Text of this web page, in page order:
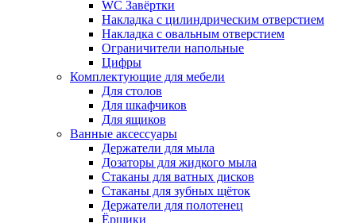
WC Завёртки
Накладка с цилиндрическим отверстием
Накладка с овальным отверстием
Ограничители напольные
Цифры
Комплектующие для мебели
Для столов
Для шкафчиков
Для ящиков
Ванные аксессуары
Держатели для мыла
Дозаторы для жидкого мыла
Стаканы для ватных дисков
Стаканы для зубных щёток
Держатели для полотенец
Ёршики